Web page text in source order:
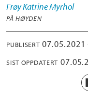
Frøy KatrineMyrhol
PÅ HØYDEN
PUBLISERT
SIST OPPDATERT